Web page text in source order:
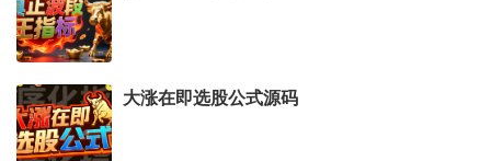
大涨在即选股公式源码